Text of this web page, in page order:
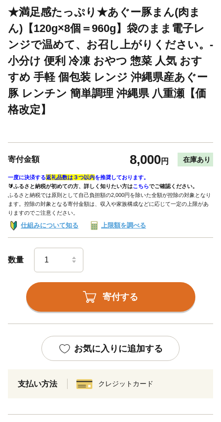
★満足感たっぷり★あぐー豚まん(肉ま
ん)【120g×8個＝960g】袋のまま電子レ
ンジで温めて、お召し上がりください。-
小分け 便利 冷凍 おやつ 惣菜 人気 おす
すめ 手軽 個包装 レンジ 沖縄県産あぐー
豚 レンチン 簡単調理 沖縄県 八重瀬【価
格改定】
寄付金額 8,000円 在庫あり
一度に決済する返礼品数は３つ以内を推奨しております。
🔰ふるさと納税が初めての方、詳しく知りたい方はこちらでご確認ください。
ふるさと納税では原則として自己負担額の2,000円を除いた全額が控除の対象となり
ます。控除の対象となる寄付金額は、収入や家族構成などに応じて一定の上限があ
りますのでご注意ください。
仕組みについて知る 上限額を調べる
数量
寄付する
お気に入りに追加する
支払い方法 クレジットカード